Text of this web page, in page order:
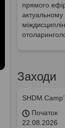
прямого
Заходи
Початок
22.08.2026